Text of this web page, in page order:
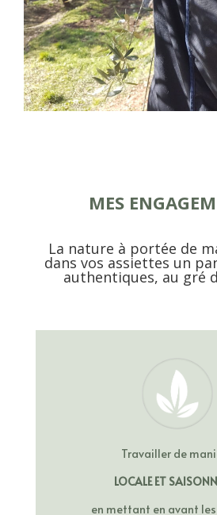
MES
La nature à portée de
dans vos assiettes un
authentiques, au gré
Travailler de
LOCALE ET
en mettant en avant